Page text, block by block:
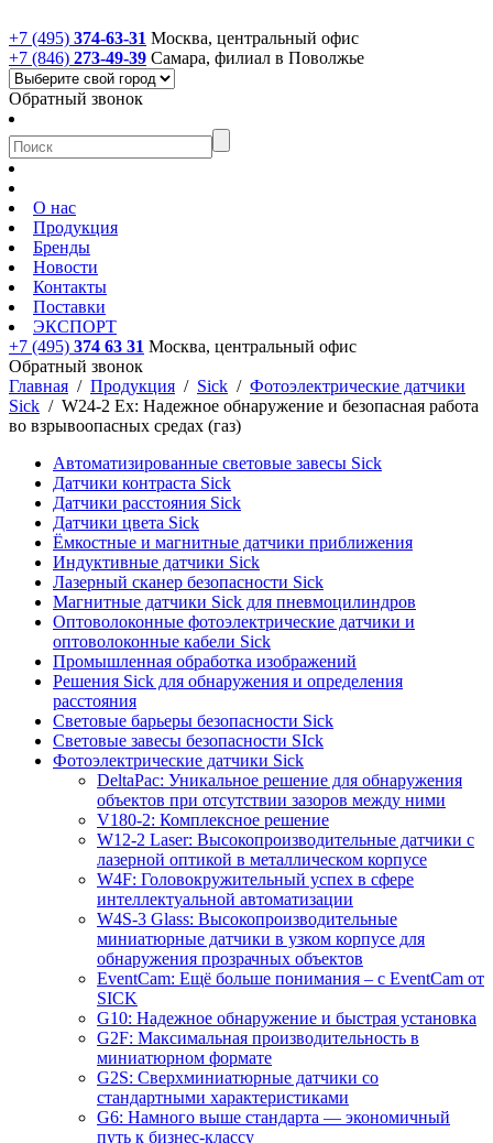
+7 (495) 374-63-31 Москва, центральный офис
+7 (846) 273-49-39 Самара, филиал в Поволжье
Обратный звонок
О нас
Продукция
Бренды
Новости
Контакты
Поставки
ЭКСПОРТ
+7 (495) 374 63 31 Москва, центральный офис
Обратный звонок
Главная / Продукция / Sick / Фотоэлектрические датчики
Sick / W24-2 Ex: Надежное обнаружение и безопасная работа
во взрывоопасных средах (газ)
Автоматизированные световые завесы Sick
Датчики контраста Sick
Датчики расстояния Sick
Датчики цвета Sick
Ёмкостные и магнитные датчики приближения
Индуктивные датчики Sick
Лазерный сканер безопасности Sick
Магнитные датчики Sick для пневмоцилиндров
Оптоволоконные фотоэлектрические датчики и
оптоволоконные кабели Sick
Промышленная обработка изображений
Решения Sick для обнаружения и определения
расстояния
Световые барьеры безопасности Sick
Световые завесы безопасности SIck
Фотоэлектрические датчики Sick
DeltaPac: Уникальное решение для обнаружения
объектов при отсутствии зазоров между ними
V180-2: Комплексное решение
W12-2 Laser: Высокопроизводительные датчики с
лазерной оптикой в металлическом корпусе
W4F: Головокружительный успех в сфере
интеллектуальной автоматизации
W4S-3 Glass: Высокопроизводительные
миниатюрные датчики в узком корпусе для
обнаружения прозрачных объектов
EventCam: Ещё больше понимания – с EventCam от
SICK
G10: Надежное обнаружение и быстрая установка
G2F: Максимальная производительность в
миниатюрном формате
G2S: Сверхминиатюрные датчики со
стандартными характеристиками
G6: Намного выше стандарта — экономичный
путь к бизнес-классу